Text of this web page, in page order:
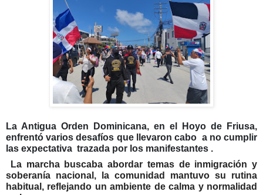
La Antigua Orden Dominicana, en el Hoyo de Friusa,
enfrentó varios desafíos que llevaron cabo a no cumplir
las expectativa trazada por los manifestantes .
La marcha buscaba abordar temas de inmigración y
soberanía nacional, la comunidad mantuvo su rutina
habitual, reflejando un ambiente de calma y normalidad